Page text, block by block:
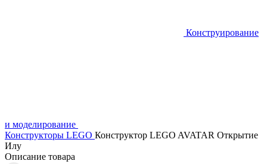
Конструирование
и моделирование
Конструкторы LEGO Конструктор LEGO AVATAR Открытие
Илу
Описание товара